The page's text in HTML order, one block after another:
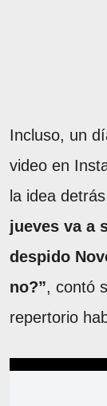
Incluso, un
video en
la idea
jueves va a
despido
no?”, contó
repertorio